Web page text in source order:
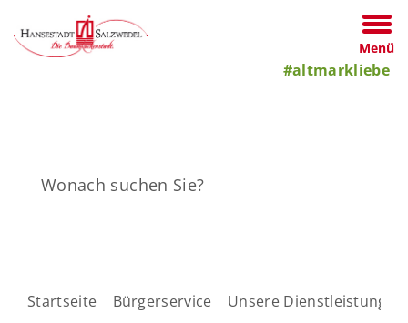
Menü
#altmarkliebe
Startseite Bürgerservice Unsere Dienstleistungen